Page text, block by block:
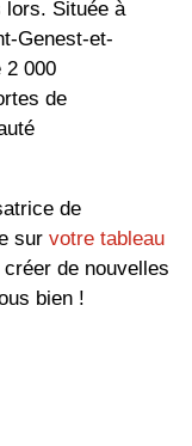
lors. Située à
Genest-et-
2 000
de
de
sur votre tableau
de nouvelles
bien !